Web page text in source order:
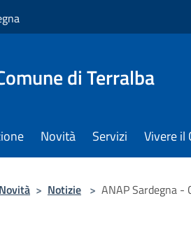
di Terralba
Novità Servizi Vivere il
Novità > Notizie > ANAP Sardegna